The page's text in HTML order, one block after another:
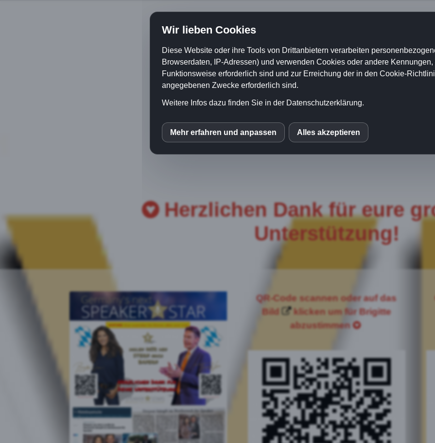
Herzlichen Dank für eure
Unterstützung!
QR-Code scannen oder auf das
Bild
klicken um für Brigitte
abzustimmen
Wir lieben Cookies
Diese Website oder ihre Tools von Drittanbietern verarbeiten
Browserdaten, IP-Adressen) und verwenden Cookies oder andere Kennungen,
Funktionsweise erforderlich sind und zur Erreichung der in den Cookie-
angegebenen Zwecke erforderlich sind.
Weitere Infos dazu finden Sie in der Datenschutzerklärung.
inCMS
Mehr erfahren und anpassen Alles akzeptieren